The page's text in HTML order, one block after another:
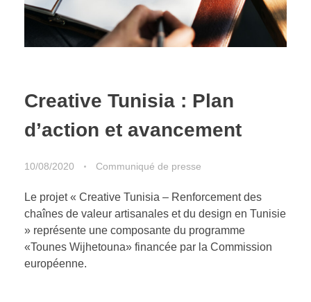
Creative Tunisia : Plan
d’action et avancement
10/08/2020 Communiqué de presse
Le projet « Creative Tunisia – Renforcement des
chaînes de valeur artisanales et du design en Tunisie
» représente une composante du programme
«Tounes Wijhetouna» financée par la Commission
européenne.